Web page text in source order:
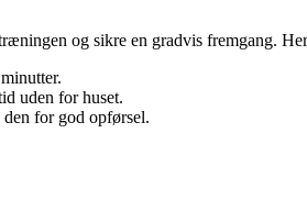
og sikre en gradvis fremgang.
uden for huset.
for god opførsel.